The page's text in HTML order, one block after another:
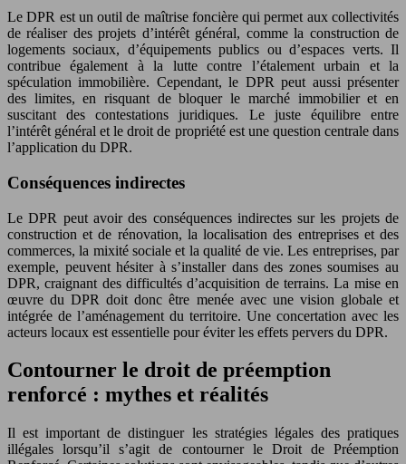
Le DPR est un outil de maîtrise foncière qui permet aux collectivités
de réaliser des projets d’intérêt général, comme la construction de
logements sociaux, d’équipements publics ou d’espaces verts. Il
contribue également à la lutte contre l’étalement urbain et la
spéculation immobilière. Cependant, le DPR peut aussi présenter
des limites, en risquant de bloquer le marché immobilier et en
suscitant des contestations juridiques. Le juste équilibre entre
l’intérêt général et le droit de propriété est une question centrale dans
l’application du DPR.
Conséquences indirectes
Le DPR peut avoir des conséquences indirectes sur les projets de
construction et de rénovation, la localisation des entreprises et des
commerces, la mixité sociale et la qualité de vie. Les entreprises, par
exemple, peuvent hésiter à s’installer dans des zones soumises au
DPR, craignant des difficultés d’acquisition de terrains. La mise en
œuvre du DPR doit donc être menée avec une vision globale et
intégrée de l’aménagement du territoire. Une concertation avec les
acteurs locaux est essentielle pour éviter les effets pervers du DPR.
Contourner le droit de préemption
renforcé : mythes et réalités
Il est important de distinguer les stratégies légales des pratiques
illégales lorsqu’il s’agit de contourner le Droit de Préemption